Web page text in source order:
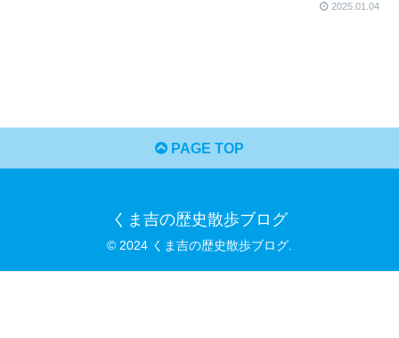
2025.01.04
PAGE TOP
くま吉の歴史散歩ブログ
© 2024 くま吉の歴史散歩ブログ.